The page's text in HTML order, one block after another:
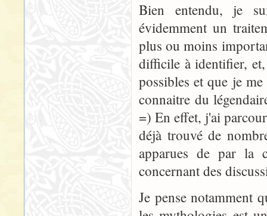
Bien entendu, je
évidemment un
plus ou moins
difficile à identifier,
possibles et que je
connaitre du
=) En effet, j'ai
déjà trouvé de
apparues de par la
concernant des
Je pense notamment